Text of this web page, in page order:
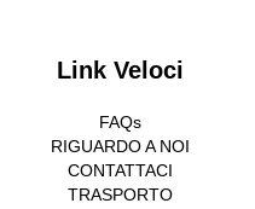
Link Veloci
FAQs
RIGUARDO A NOI
CONTATTACI
TRASPORTO